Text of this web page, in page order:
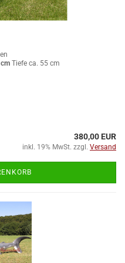
Tiefe ca. 55 cm
380,00 EUR
inkl. 19% MwSt. zzgl. Versand